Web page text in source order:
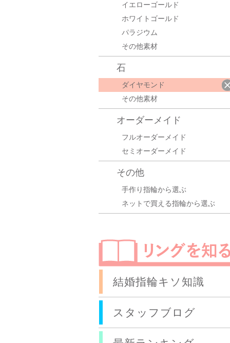
イエローゴールド
ホワイトゴールド
パラジウム
その他素材
石
ダイヤモンド
その他素材
オーダーメイド
フルオーダーメイド
セミオーダーメイド
その他
手作り指輪から選ぶ
ネットで買える指輪から選ぶ
結婚指輪キソ知識
スタッフブログ